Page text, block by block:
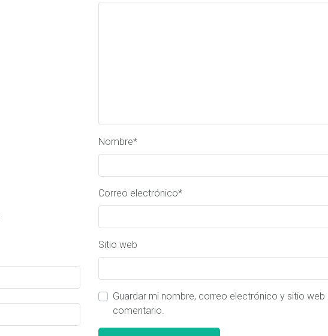
Nombre*
Correo electrónico*
Sitio web
Guardar mi nombre, correo electrónico y sitio
comentario.